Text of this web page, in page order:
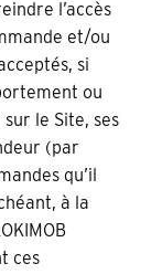
l’accès
et/ou
si
ou
le Site, ses
(par
qu’il
à la
ces